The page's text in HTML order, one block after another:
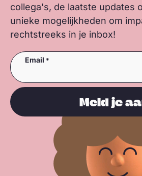
collega's, de laatste updates
unieke mogelijkheden om
rechtstreeks in je inbox!
Email
Meld je